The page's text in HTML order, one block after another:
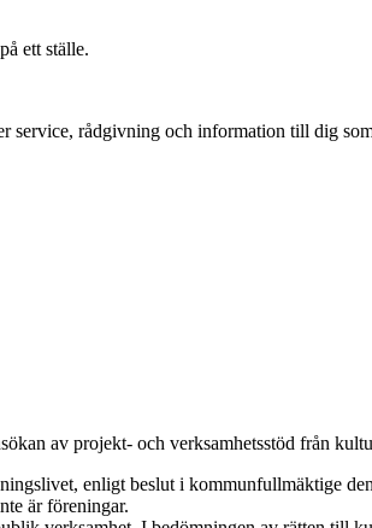
ett ställe.
service, rådgivning och information till dig
av projekt- och verksamhetsstöd från
enligt beslut i kommunfullmäktige
är föreningar.